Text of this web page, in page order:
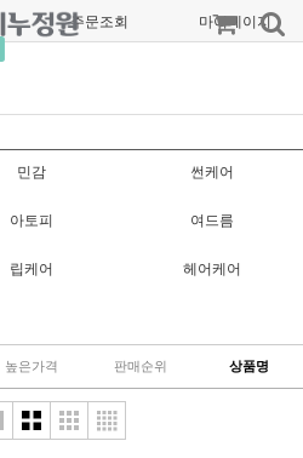
주문조회 마이페이지
민감 썬케어
아토피 여드름
립케어 헤어케어
높은가격 판매순위 상품명